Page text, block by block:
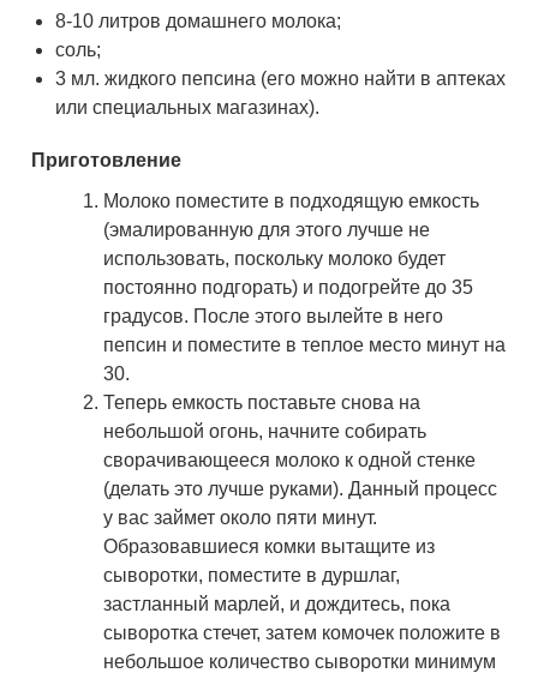
8-10 литров домашнего молока;
соль;
3 мл. жидкого пепсина (его можно найти в аптеках
или специальных магазинах).
Приготовление
Молоко поместите в подходящую емкость
(эмалированную для этого лучше не
использовать, поскольку молоко будет
постоянно подгорать) и подогрейте до 35
градусов. После этого вылейте в него
пепсин и поместите в теплое место минут на
30.
Теперь емкость поставьте снова на
небольшой огонь, начните собирать
сворачивающееся молоко к одной стенке
(делать это лучше руками). Данный процесс
у вас займет около пяти минут.
Образовавшиеся комки вытащите из
сыворотки, поместите в дуршлаг,
застланный марлей, и дождитесь, пока
сыворотка стечет, затем комочек положите в
небольшое количество сыворотки минимум